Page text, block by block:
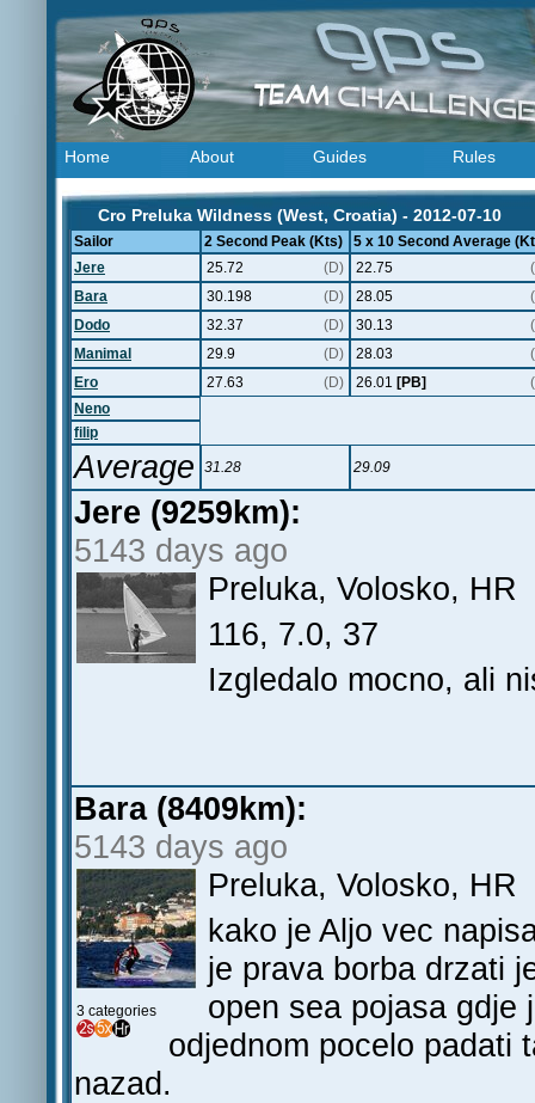
Home About Guides Rules
Cro Preluka Wildness (West, Croatia) - 2012-07-10
Sailor 2 Second Peak (Kts)
5 x 10 Second Average
Jere
25.72 (D) 22.75
Bara
30.198 (D) 28.05
Dodo
32.37 (D) 30.13
Manimal
29.9 (D) 28.03
Ero
27.63 (D) 26.01 [PB]
Neno
filip
Average 31.28 29.09
Jere (9259km):
5143 days ago
Preluka, Volosko, HR
116, 7.0, 37
Izgledalo mocno, ali
Bara (8409km):
5143 days ago
3 categories
Preluka, Volosko, HR
kako je Aljo vec
je prava borba drzati
open sea pojasa gdje
odjednom pocelo padati
nazad.